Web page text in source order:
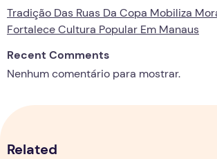
Tradição Das Ruas Da Copa Mobiliza
Fortalece Cultura Popular Em Manaus
Recent Comments
Nenhum comentário para mostrar.
Related